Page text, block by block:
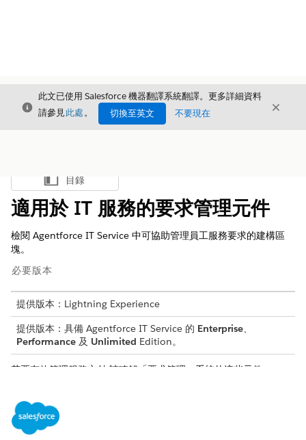
結束
此文已使用 Salesforce 機器翻譯系統翻譯。更多詳細資料
請參見此處。 切換至英文 不要現在 結束
顯示目錄
目錄
適用於 IT 服務的要求管理元件
檢閱 Agentforce IT Service 中可協助管理員工服務要求的建構區
塊。
必要版本
提供版本：Lightning Experience
提供版本：具備 Agentforce IT Service 的 Enterprise、
Performance 及 Unlimited Edition。
若要有效管理服務交付,請瞭解「要求管理」系統的這些元件。
服務要求